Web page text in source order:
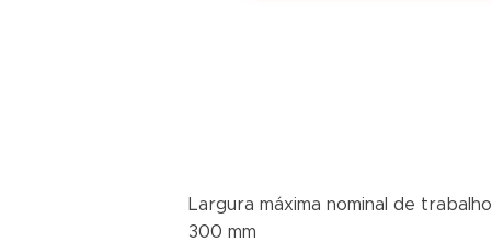
Largura máxima nominal de trabalho
300 mm